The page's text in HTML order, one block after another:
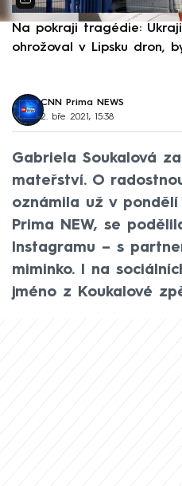
Na pokraji tragédie:
ohrožoval v Lipsku dron,
CNN Prima NEWS
2. bře 2021, 15:38
Gabriela Soukalová
mateřství. O
oznámila už v pondělí
Prima NEW, se
Instagramu – s
miminko. I na
jméno z Koukalové